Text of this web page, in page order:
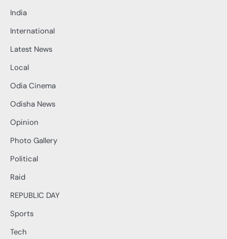
India
International
Latest News
Local
Odia Cinema
Odisha News
Opinion
Photo Gallery
Political
Raid
REPUBLIC DAY
Sports
Tech